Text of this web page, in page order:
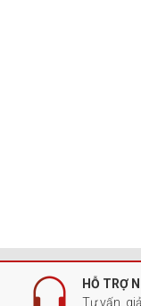
HỖ TRỢ
Tư vấn,